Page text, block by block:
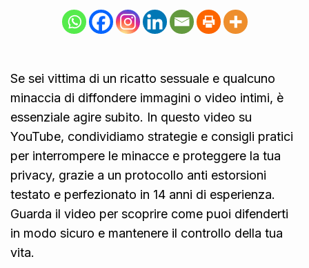
Se sei vittima di un ricatto sessuale e qualcuno
minaccia di diffondere immagini o video intimi, è
essenziale agire subito. In questo video su
YouTube, condividiamo strategie e consigli pratici
per interrompere le minacce e proteggere la tua
privacy, grazie a un protocollo anti estorsioni
testato e perfezionato in 14 anni di esperienza.
Guarda il video per scoprire come puoi difenderti
in modo sicuro e mantenere il controllo della tua
vita.